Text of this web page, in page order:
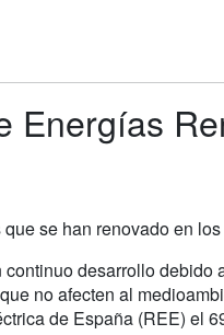
Energías
se han renovado en
desarrollo
no afecten al
de España (REE) el